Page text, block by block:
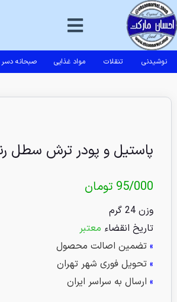
نوشیدنی تنقلات مواد غذایی صبحانه دسر
پاستیل و پودر ترش سطل
95/000 تومان
وزن 24 گرم
تاریخ انقضاء معتبر
» تضمین اصالت محصول
» تحویل فوری شهر تهران
» ارسال به سراسر ایران